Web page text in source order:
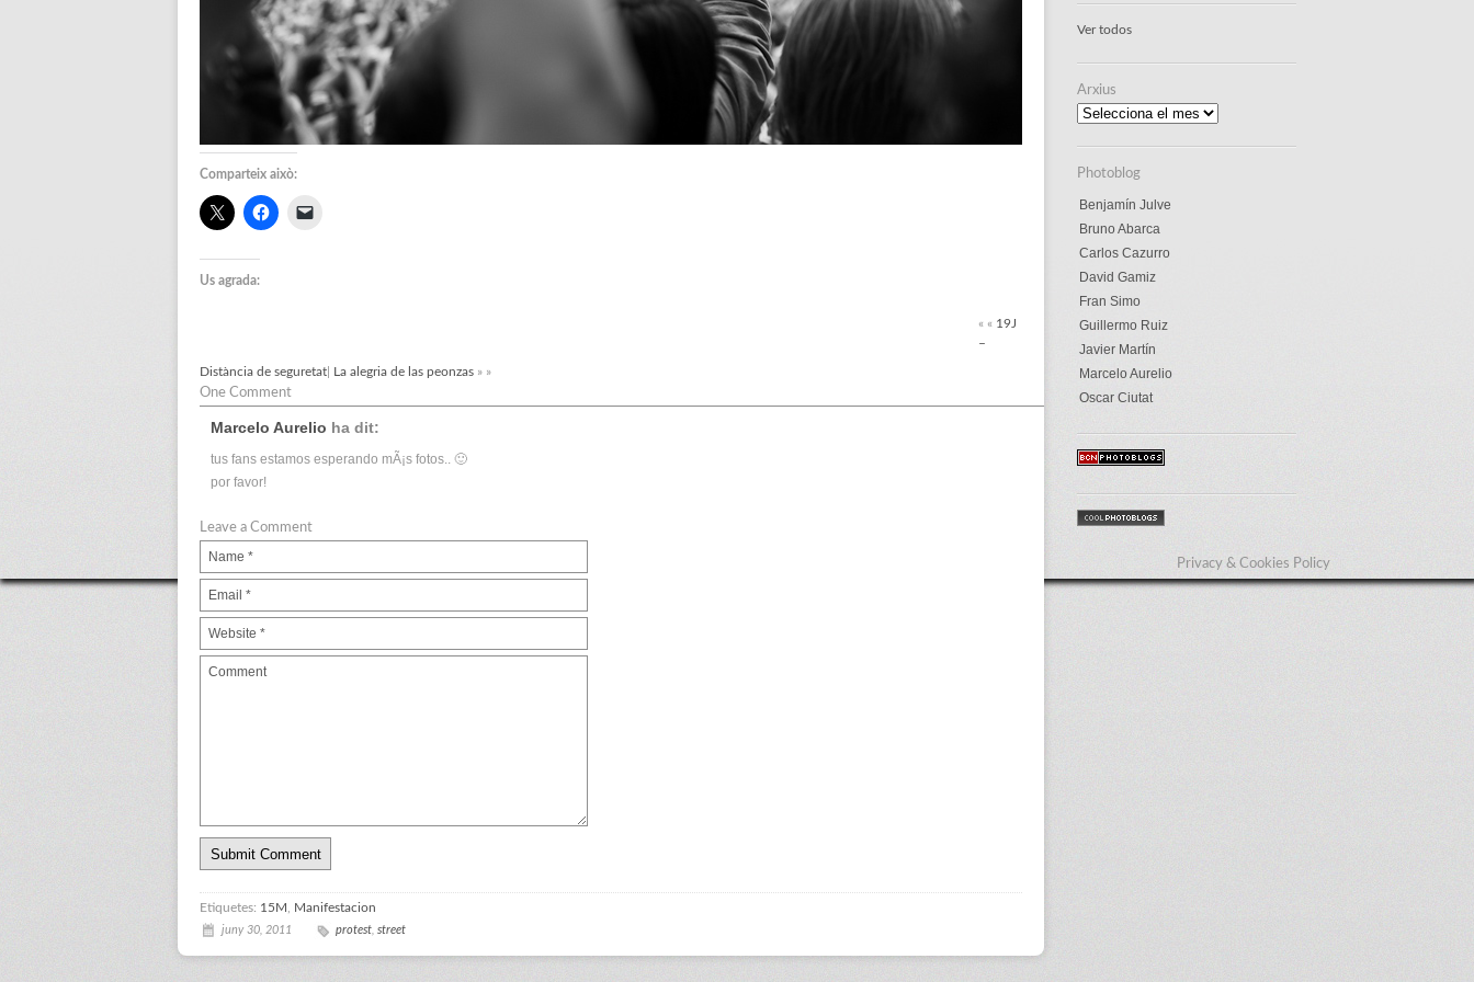
Ver todos
Arxius
Arxius
Photoblog
Benjamín Julve
Bruno Abarca
Carlos Cazurro
David Gamiz
Fran Simo
Guillermo Ruiz
Javier Martín
Marcelo Aurelio
Oscar Ciutat
Comparteix això:
Us agrada:
« « 19J
–
Distància de seguretat La alegria de las peonzas » »
One Comment
Marcelo Aurelio ha dit:
tus fans estamos esperando mÃ¡s fotos.. 🙂
por favor!
Leave a Comment
Etiquetes: 15M Manifestacion
juny 30, 2011 protest street
Privacy & Cookies Policy